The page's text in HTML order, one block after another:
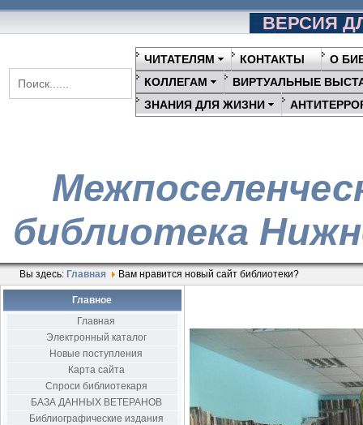
ВЕРСИЯ
ЧИТАТЕЛЯМ КОНТАКТЫ
О
КОЛЛЕГАМ
ВИРТУАЛЬНЫЕ
ЗНАНИЯ ДЛЯ ЖИЗНИ
библиотека
Вы здесь: Главная Вам нравится новый сайт библиотеки?
Главное
Главная
Электронный каталог
Новые поступления
Карта сайта
Спроси библиотекаря
БАЗА ДАННЫХ ВЕТЕРАНОВ
Библиографические издания